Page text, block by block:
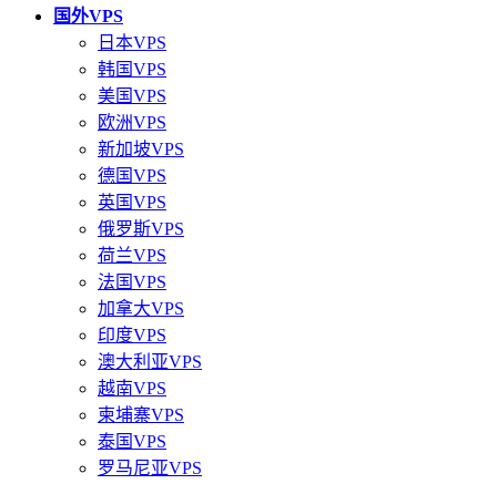
国外VPS
日本VPS
韩国VPS
美国VPS
欧洲VPS
新加坡VPS
德国VPS
英国VPS
俄罗斯VPS
荷兰VPS
法国VPS
加拿大VPS
印度VPS
澳大利亚VPS
越南VPS
柬埔寨VPS
泰国VPS
罗马尼亚VPS